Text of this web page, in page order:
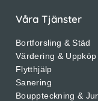
Våra Tjänster
Bortforsling & Städ
Värdering & Uppköp
Flytthjälp
Sanering
Bouppteckning &